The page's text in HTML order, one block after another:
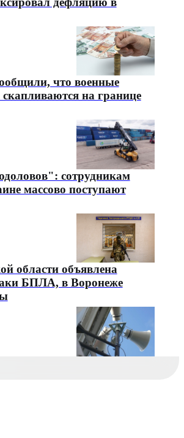
что военные
на границе
сотрудникам
массово поступают
области объявлена
БПЛА, в Воронеже